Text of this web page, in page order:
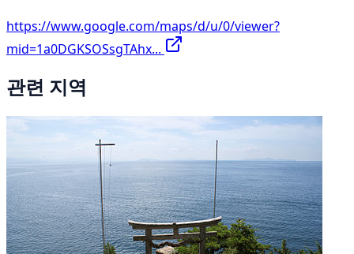
https://www.google.com/maps/d/u/0/viewer?
mid=1a0DGKSOSsgTAhx...
관련 지역